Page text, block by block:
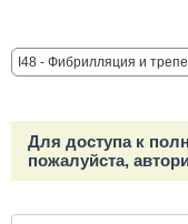
I48 - Фибрилляция и
Для доступа к
пожалуйста,